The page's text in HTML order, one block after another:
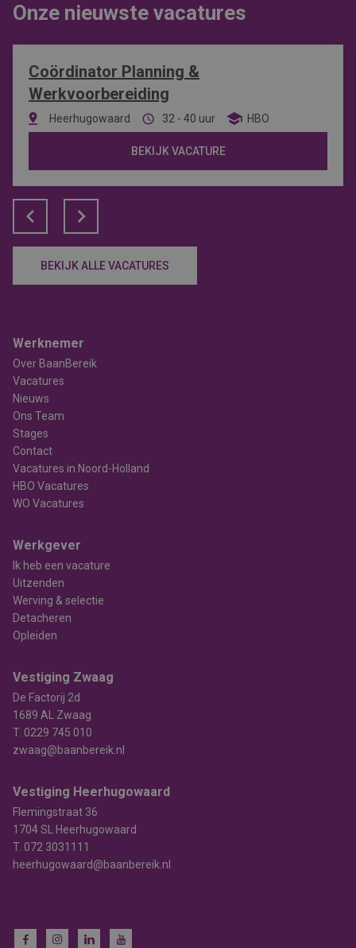
Onze nieuwste vacatures
Coördinator Planning &
Werkvoorbereiding
Heerhugowaard 32 - 40 uur HBO
BEKIJK VACATURE
BEKIJK ALLE VACATURES
Werknemer
Over BaanBereik
Vacatures
Nieuws
Ons Team
Stages
Contact
Vacatures in Noord-Holland
HBO Vacatures
WO Vacatures
Werkgever
Ik heb een vacature
Uitzenden
Werving & selectie
Detacheren
Opleiden
Vestiging Zwaag
De Factorij 2d
1689 AL Zwaag
T. 0229 745 010
zwaag@baanbereik.nl
Vestiging Heerhugowaard
Flemingstraat 36
1704 SL Heerhugowaard
T. 072 3031111
heerhugowaard@baanbereik.nl